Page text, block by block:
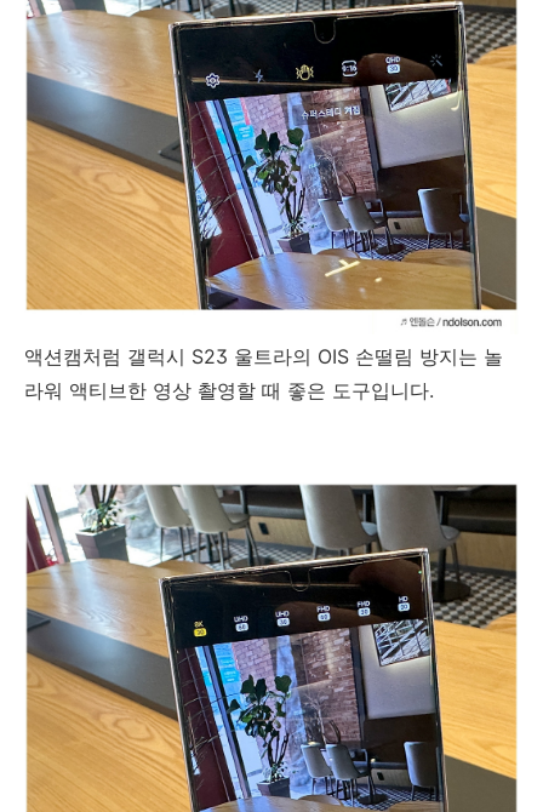
액션캠처럼 갤럭시 S23 울트라의 OIS 손떨림 방지는 놀
라워 액티브한 영상 촬영할 때 좋은 도구입니다.